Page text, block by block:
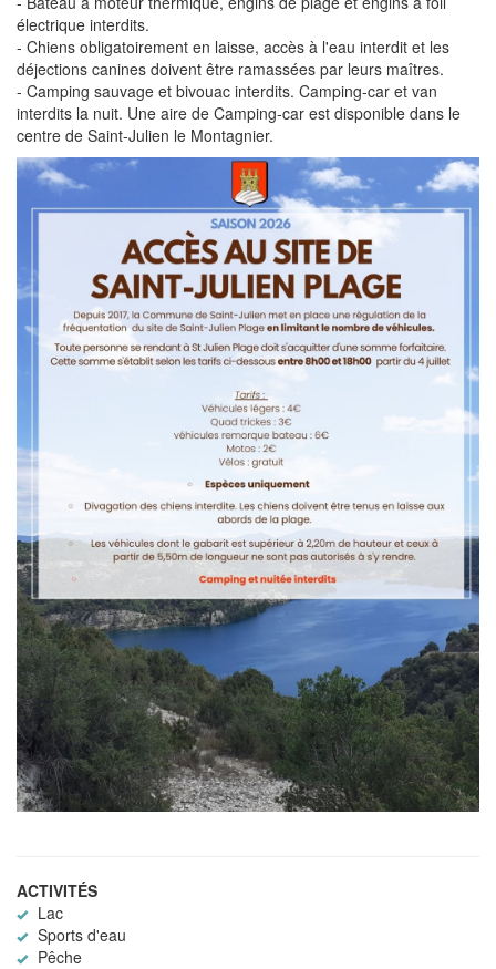
électrique interdits.
- Chiens obligatoirement en laisse, accès à l'eau interdit et les
déjections canines doivent être ramassées par leurs maîtres.
- Camping sauvage et bivouac interdits. Camping-car et van
interdits la nuit. Une aire de Camping-car est disponible dans le
centre de Saint-Julien le Montagnier.
ACTIVITÉS
Lac
Sports d'eau
Pêche